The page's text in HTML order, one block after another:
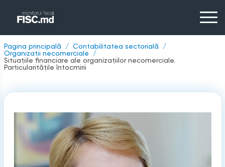
Pagina principală
Contabilitatea sectorială
Organizatii necomerciale
Situaţiile financiare ale organizaţiilor necomerciale.
Particularităţile întocmirii